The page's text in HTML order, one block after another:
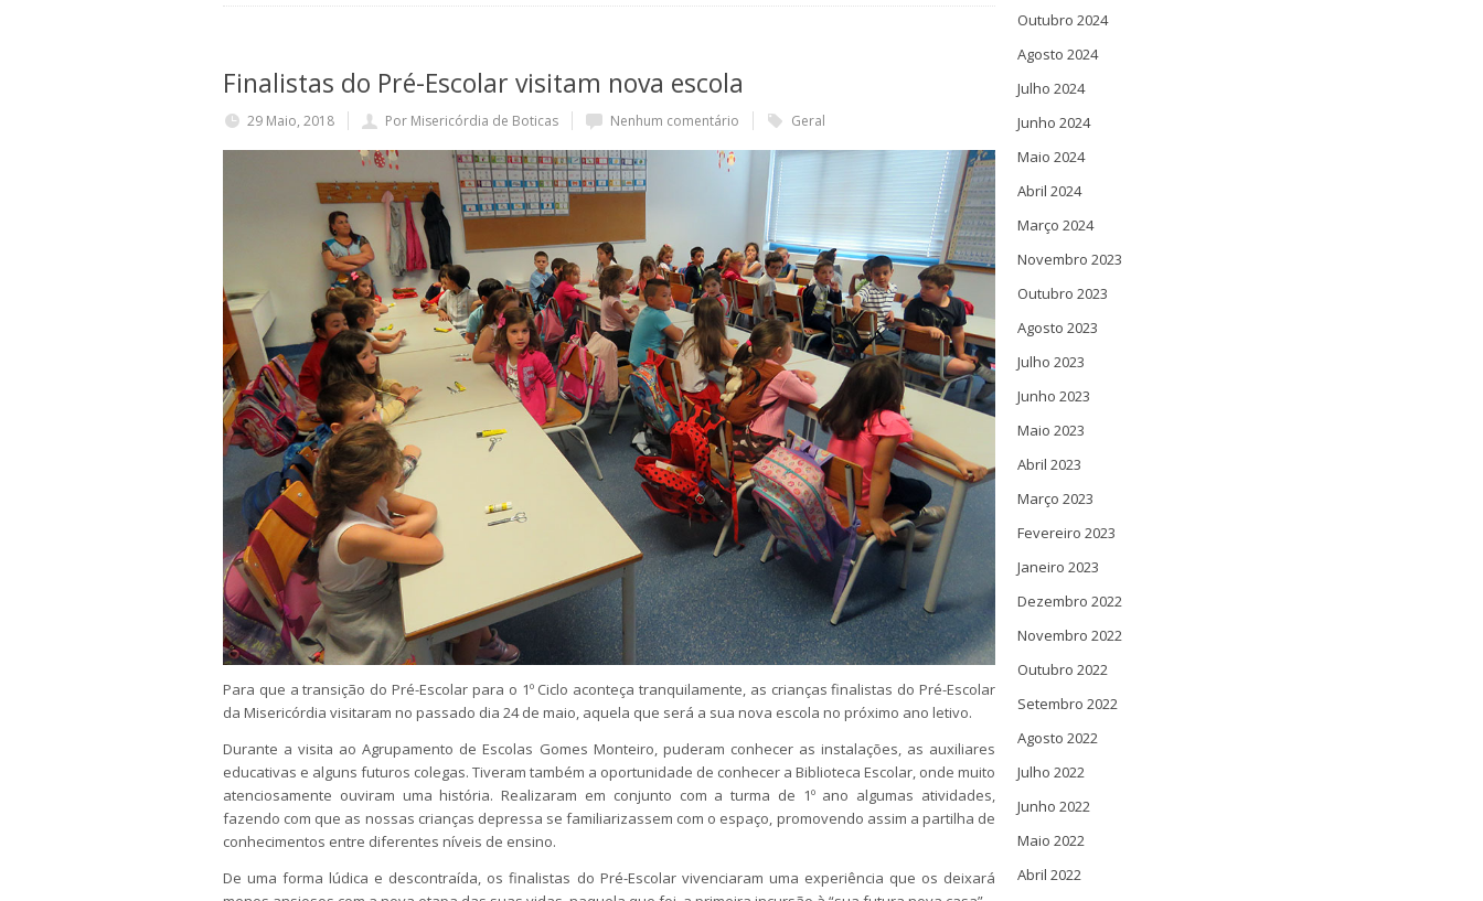
Finalistas do Pré-Escolar visitam nova escola
29 Maio, 2018 Por Misericórdia de Boticas Nenhum comentário Geral
Para que a transição do Pré-Escolar para o 1º Ciclo aconteça tranquilamente, as crianças finalistas do Pré-Escolar
da Misericórdia visitaram no passado dia 24 de maio, aquela que será a sua nova escola no próximo ano letivo.
Durante a visita ao Agrupamento de Escolas Gomes Monteiro, puderam conhecer as instalações, as auxiliares
educativas e alguns futuros colegas. Tiveram também a oportunidade de conhecer a Biblioteca Escolar, onde muito
atenciosamente ouviram uma história. Realizaram em conjunto com a turma de 1º ano algumas atividades,
fazendo com que as nossas crianças depressa se familiarizassem com o espaço, promovendo assim a partilha de
conhecimentos entre diferentes níveis de ensino.
De uma forma lúdica e descontraída, os finalistas do Pré-Escolar vivenciaram uma experiência que os deixará
Outubro 2024
Agosto 2024
Julho 2024
Junho 2024
Maio 2024
Abril 2024
Março 2024
Novembro 2023
Outubro 2023
Agosto 2023
Julho 2023
Junho 2023
Maio 2023
Abril 2023
Março 2023
Fevereiro 2023
Janeiro 2023
Dezembro 2022
Novembro 2022
Outubro 2022
Setembro 2022
Agosto 2022
Julho 2022
Junho 2022
Maio 2022
Abril 2022